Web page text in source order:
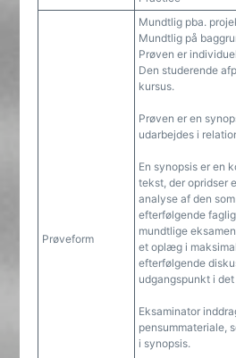
Prøveform
Mundtlig pba.
Mundtlig på
Prøven er
Den studerende
kursus.
Prøven er en
udarbejdes i
En synopsis er en
tekst, der opridser
analyse af den
efterfølgende
mundtlige
et oplæg i
efterfølgende
udgangspunkt i
Eksaminator
pensummateriale,
i synopsis.